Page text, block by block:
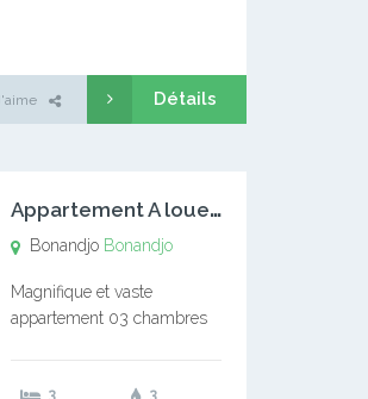
Détails
A
ppartement A louer Bonandjo
Bonandjo Bonandjo
Magnifique et vaste
appartement 03 chambres
3
3